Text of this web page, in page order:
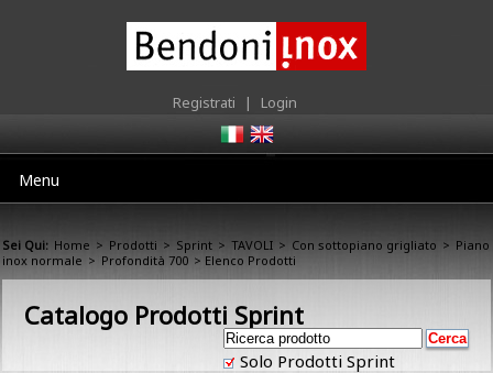
Registrati | Login
Menu
Sei Qui: Home > Prodotti > Sprint > TAVOLI > Con sottopiano grigliato > Piano
inox normale > Profondità 700 > Elenco Prodotti
Catalogo Prodotti Sprint
Solo Prodotti Sprint